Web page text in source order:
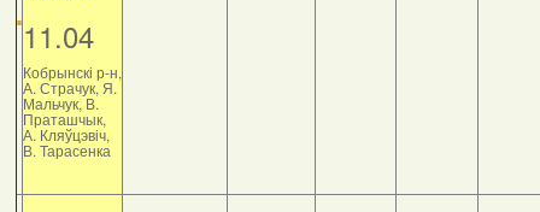
11.04
Кобрынскі р-н,
А. Страчук, Я.
Мальчук, В.
Праташчык,
А. Кляўцэвіч,
В. Тарасенка